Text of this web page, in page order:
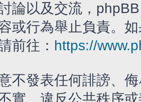
討論以及交流，
或行為舉止負責。
前往： https://
不發表任何誹謗、
實、違反公共秩序